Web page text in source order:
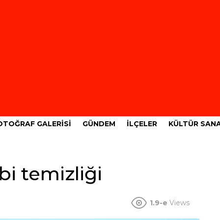
GALERISI GÜNDEM İLÇELER KÜLTÜR
temizliği
1.9-e Views